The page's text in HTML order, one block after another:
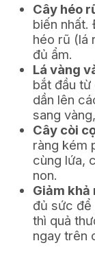
Cây héo
biến nhất.
héo rũ (lá
đủ ẩm.
Lá vàng
bắt đầu
dần lên
sang
Cây còi
ràng kém
cùng lứa,
non.
Giảm khả
đủ sức để
thì quả
ngay trên